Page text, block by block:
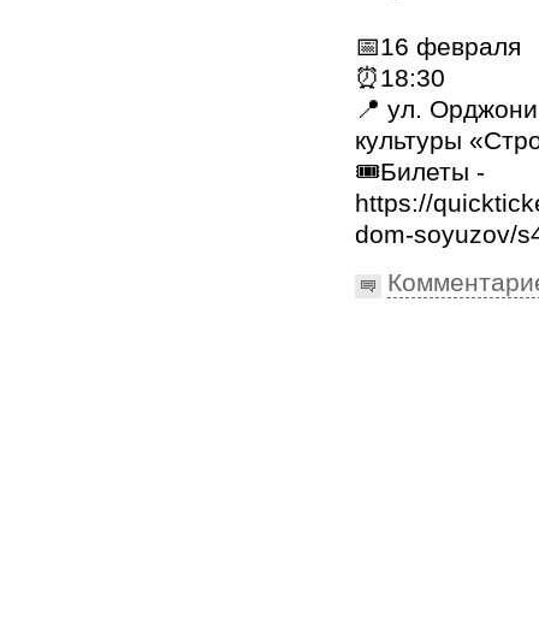
📅16 февраля
⏰18:30
📍 ул.
культуры
🎟Билеты -
https://
dom-soyuzov/